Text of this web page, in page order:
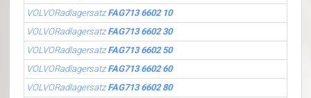
VOLVORadlagersatzFAG713 6602 10
VOLVORadlagersatzFAG713 6602 30
VOLVORadlagersatzFAG713 6602 50
VOLVORadlagersatzFAG713 6602 60
VOLVORadlagersatzFAG713 6602 80